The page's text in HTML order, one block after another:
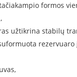
formos
užtikrina stabilų